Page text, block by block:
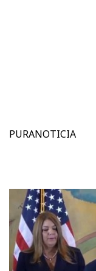
PURANOTICIA